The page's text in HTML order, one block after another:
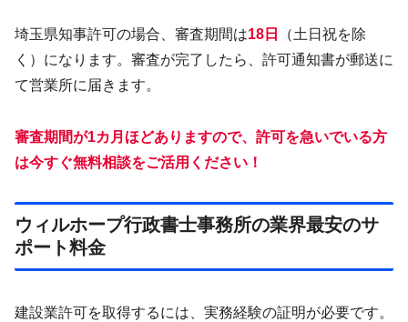
埼玉県知事許可の場合、審査期間は18日
（土日祝を除
く）になります。審査が完了したら、許可通知書が郵送に
て営業所に届きます。
審査期間が1カ月ほどありますので、許可を急いでいる方
は今すぐ無料相談をご活用ください！
ウィルホープ行政書士事務所の業界最安のサ
ポート料金
建設業許可を取得するには、実務経験の証明が必要です。